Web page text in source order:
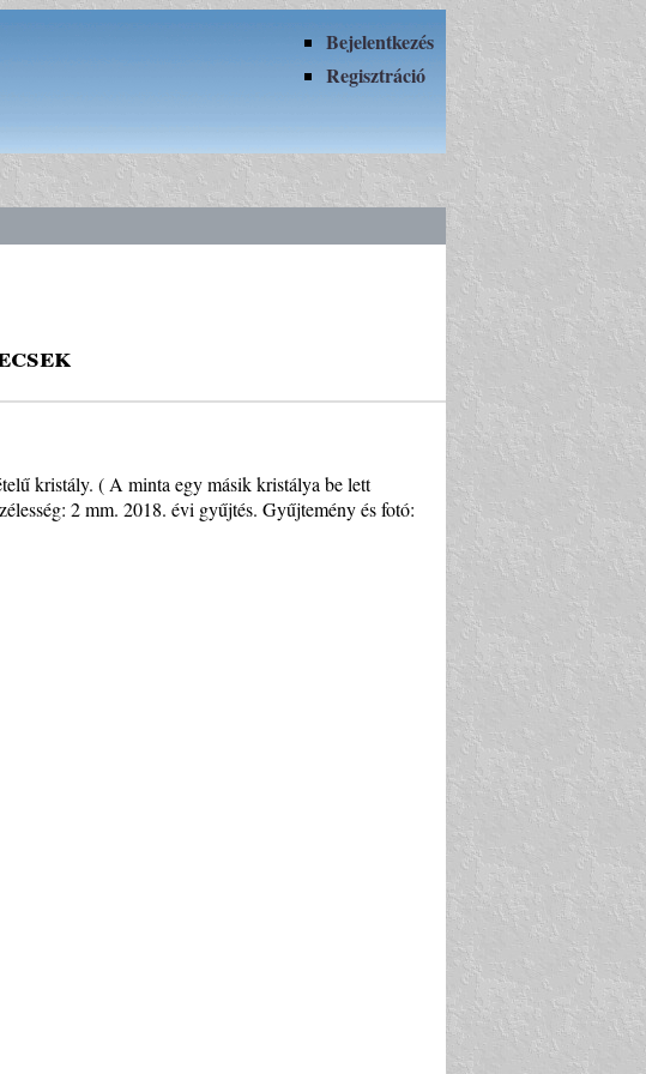
Bejelentkezés
Regisztráció
kristály. ( A minta egy másik kristálya be lett
2 mm. 2018. évi gyűjtés. Gyűjtemény és fotó: